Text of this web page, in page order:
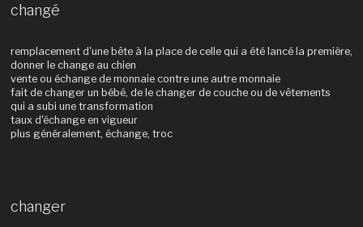
changé
remplacement d'une bête à la place de celle qui a été lancé la première,
donner le change au chien
vente ou échange de monnaie contre une autre monnaie
fait de changer un bébé, de le changer de couche ou de vêtements
qui a subi une transformation
taux d'échange en vigueur
plus généralement, échange, troc
changer